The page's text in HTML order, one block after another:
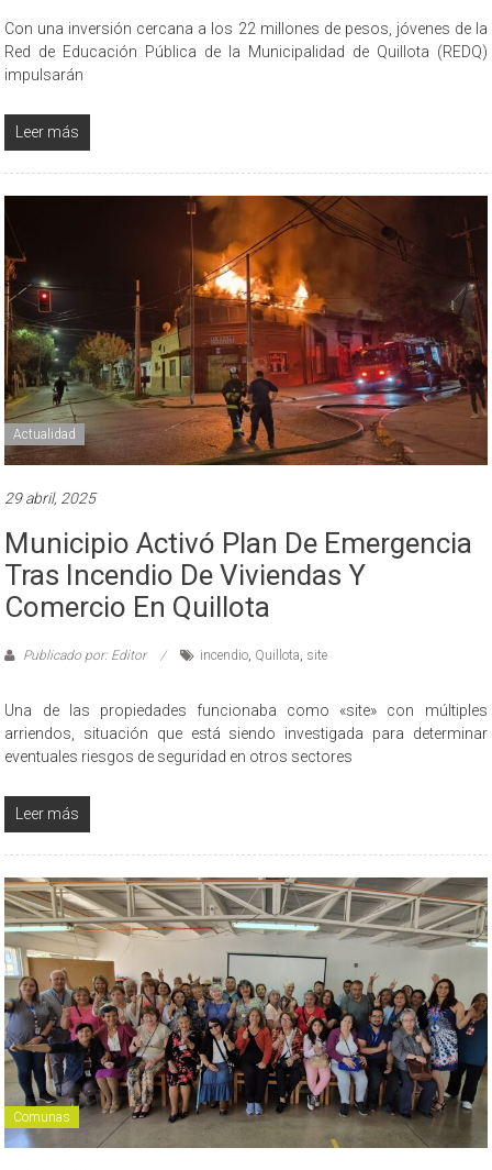
Con una inversión cercana a los 22 millones de pesos, jóvenes de la
Red de Educación Pública de la Municipalidad de Quillota (REDQ)
impulsarán
Leer más
Actualidad
29 abril, 2025
Municipio Activó Plan De Emergencia
Tras Incendio De Viviendas Y
Comercio En Quillota
Publicado por: Editor incendio, Quillota, site
Una de las propiedades funcionaba como «site» con múltiples
arriendos, situación que está siendo investigada para determinar
eventuales riesgos de seguridad en otros sectores
Leer más
Comunas